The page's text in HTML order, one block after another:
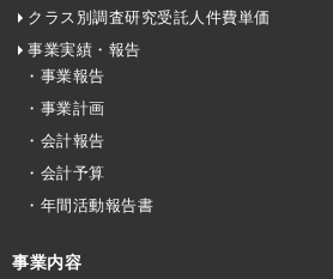
クラス別調査研究受託人件費単価
事業実績・報告
・事業報告
・事業計画
・会計報告
・会計予算
・年間活動報告書
事業内容